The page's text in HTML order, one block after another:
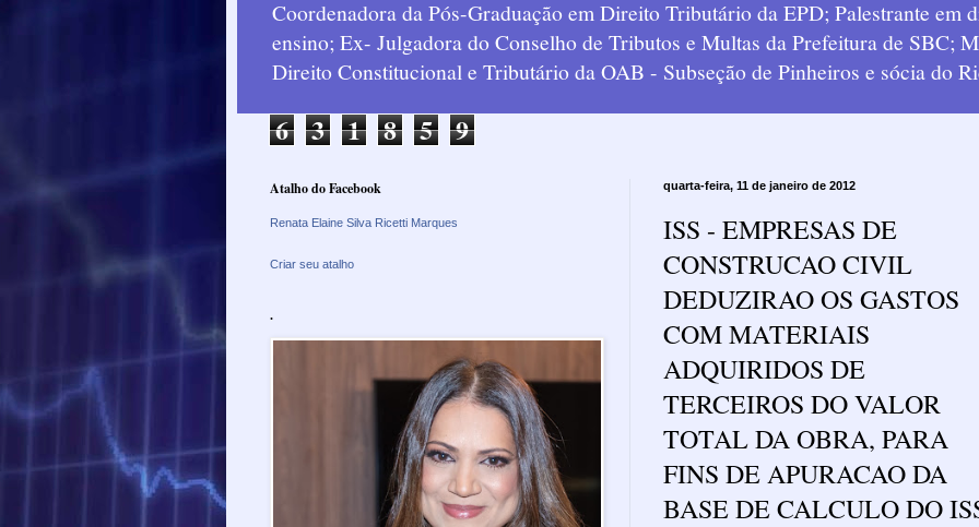
Coordenadora da Pós-Graduação em Direito Tributário da EPD; Palestrante em
ensino; Ex- Julgadora do Conselho de Tributos e Multas da Prefeitura de SBC;
Direito Constitucional e Tributário da OAB - Subseção de Pinheiros e sócia do
6 3 1 8 5 9
quarta-feira, 11 de janeiro de 2012
ISS - EMPRESAS DE
CONSTRUCAO CIVIL
DEDUZIRAO OS GASTOS
COM MATERIAIS
ADQUIRIDOS DE
TERCEIROS DO VALOR
TOTAL DA OBRA, PARA
FINS DE APURACAO DA
BASE DE CALCULO DO
Atalho do Facebook
Renata Elaine Silva Ricetti Marques
Criar seu atalho
.